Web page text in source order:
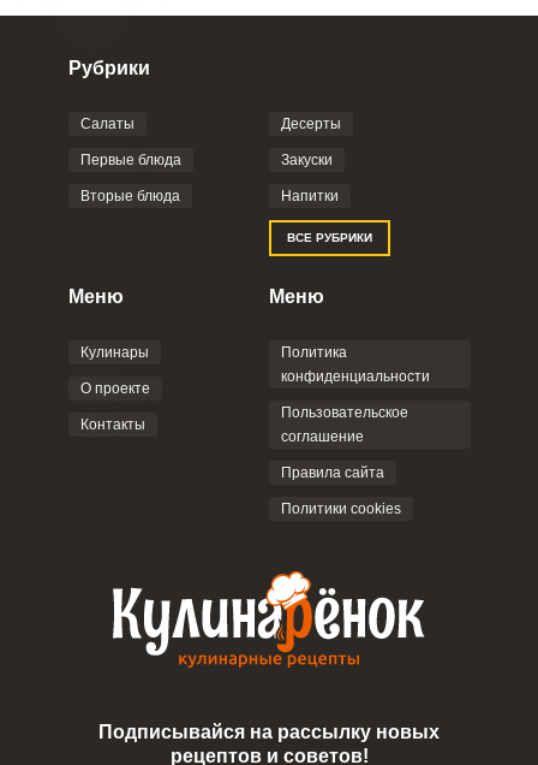
Рубрики
Салаты
Первые блюда
Вторые блюда
Десерты
Закуски
Напитки
ВСЕ РУБРИКИ
Меню
Кулинары
О проекте
Контакты
Меню
Политика
конфиденциальности
Пользовательское
соглашение
Правила сайта
Политики cookies
Подписывайся на рассылку новых
рецептов и советов!